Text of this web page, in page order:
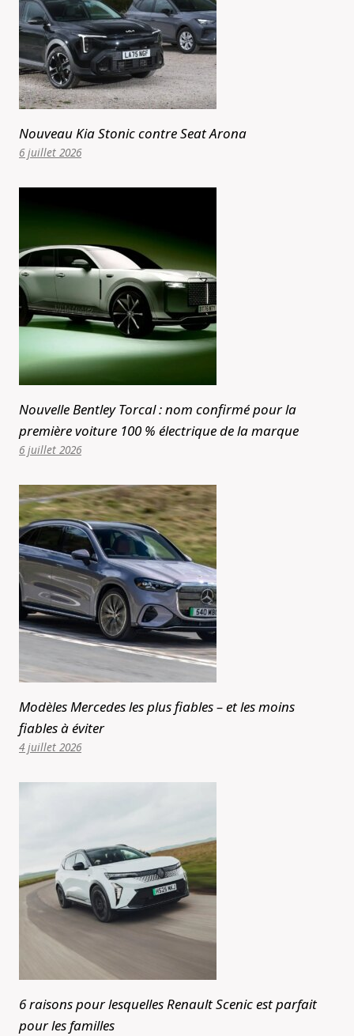
Nouveau Kia Stonic contre Seat Arona
6 juillet 2026
Nouvelle Bentley Torcal : nom confirmé pour la
première voiture 100 % électrique de la marque
6 juillet 2026
Modèles Mercedes les plus fiables – et les moins
fiables à éviter
4 juillet 2026
6 raisons pour lesquelles Renault Scenic est parfait
pour les familles